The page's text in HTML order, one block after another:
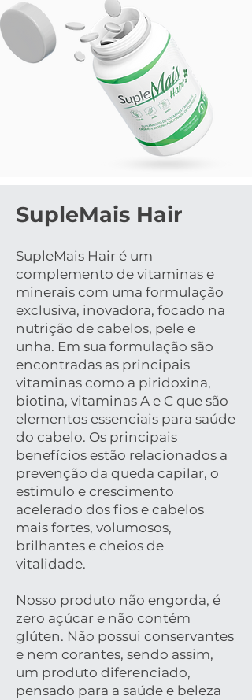
SupleMais Hair
SupleMais Hair é um
complemento de vitaminas e
minerais com uma formulação
exclusiva, inovadora, focado na
nutrição de cabelos, pele e
unha. Em sua formulação são
encontradas as principais
vitaminas como a piridoxina,
biotina, vitaminas A e C que são
elementos essenciais para saúde
do cabelo. Os principais
benefícios estão relacionados a
prevenção da queda capilar, o
estimulo e crescimento
acelerado dos fios e cabelos
mais fortes, volumosos,
brilhantes e cheios de
vitalidade.
Nosso produto não engorda, é
zero açúcar e não contém
glúten. Não possui conservantes
e nem corantes, sendo assim,
um produto diferenciado,
pensado para a saúde e beleza